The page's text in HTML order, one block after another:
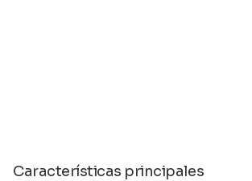
Características principales